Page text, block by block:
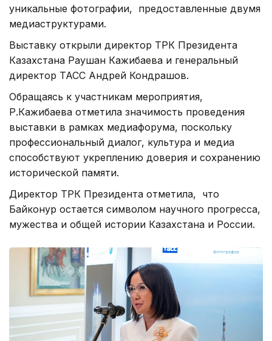
уникальные фотографии, предоставленные двумя
медиаструктурами.
Выставку открыли директор ТРК Президента
Казахстана Раушан Кажибаева и генеральный
директор ТАСС Андрей Кондрашов.
Обращаясь к участникам мероприятия,
Р.Кажибаева отметила значимость проведения
выставки в рамках медиафорума, поскольку
профессиональный диалог, культура и медиа
способствуют укреплению доверия и сохранению
исторической памяти.
Директор ТРК Президента отметила, что
Байконур остается символом научного прогресса,
мужества и общей истории Казахстана и России.